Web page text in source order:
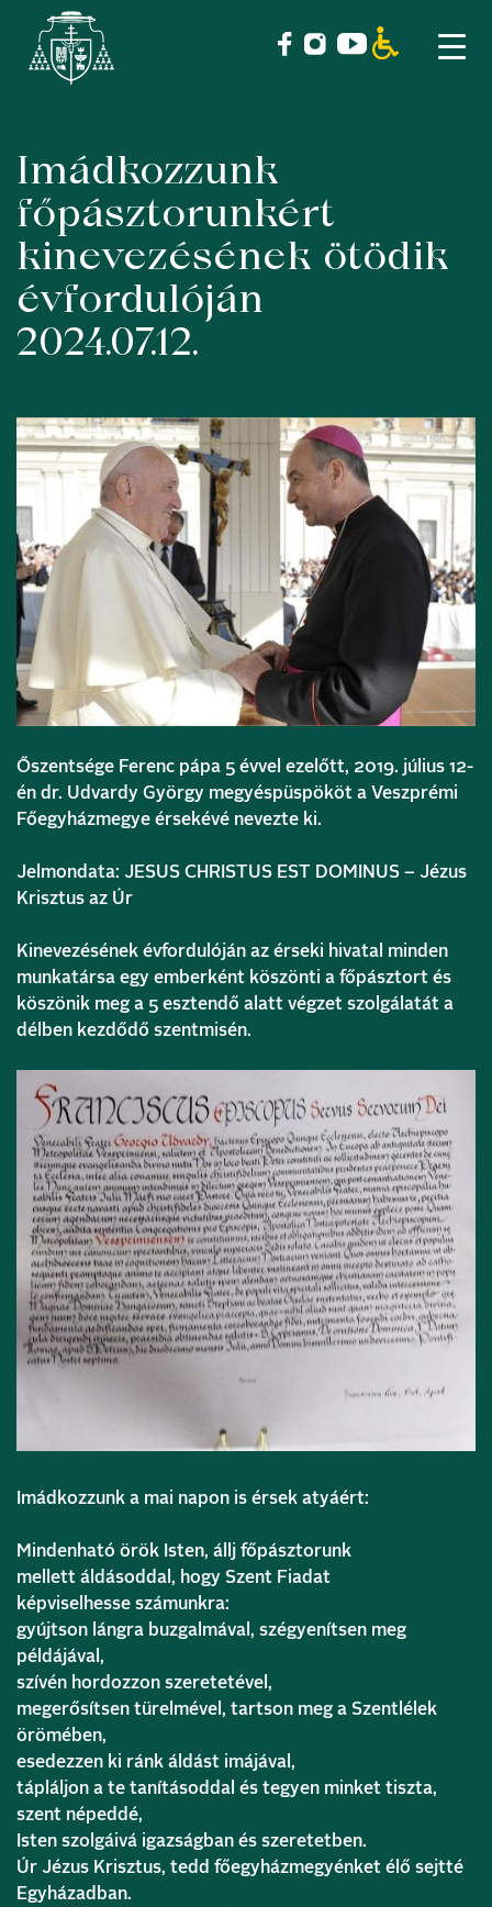
Skip
content
Imádkozzunk
főpásztorunkért
kinevezésének ötödik
évfordulóján
2024.07.12.
Őszentsége Ferenc pápa 5 évvel ezelőtt, 2019. július 12-
én dr. Udvardy György megyéspüspököt a Veszprémi
Főegyházmegye érsekévé nevezte ki.
Jelmondata: JESUS CHRISTUS EST DOMINUS – Jézus
Krisztus az Úr
Kinevezésének évfordulóján az érseki hivatal minden
munkatársa egy emberként köszönti a főpásztort és
köszönik meg a 5 esztendő alatt végzet szolgálatát a
délben kezdődő szentmisén.
Imádkozzunk a mai napon is érsek atyáért:
Mindenható örök Isten, állj főpásztorunk
mellett áldásoddal, hogy Szent Fiadat
képviselhesse számunkra:
gyújtson lángra buzgalmával, szégyenítsen meg
példájával,
szívén hordozzon szeretetével,
megerősítsen türelmével, tartson meg a Szentlélek
örömében,
esedezzen ki ránk áldást imájával,
tápláljon a te tanításoddal és tegyen minket tiszta,
szent népeddé,
Isten szolgáivá igazságban és szeretetben.
Úr Jézus Krisztus, tedd főegyházmegyénket élő sejtté
Egyházadban.